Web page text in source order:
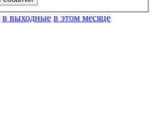
в выходные в этом месяце